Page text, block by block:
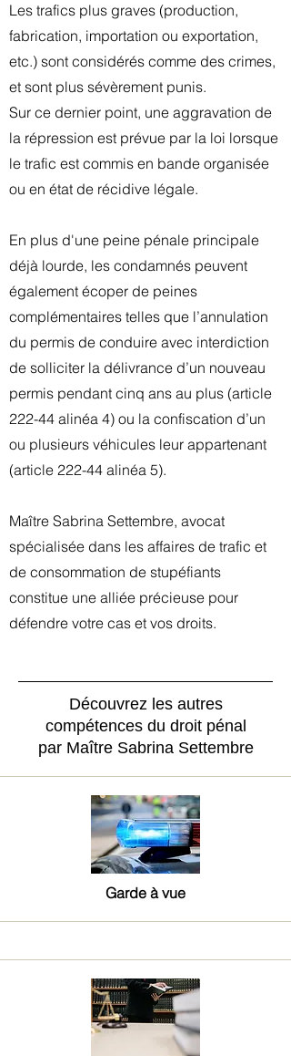
Les trafics plus graves (production,
fabrication, importation ou exportation,
etc.) sont considérés comme des crimes,
et sont plus sévèrement punis.
Sur ce dernier point, une aggravation de
la répression est prévue par la loi lorsque
le trafic est commis en bande organisée
ou en état de récidive légale.
En plus d'une peine pénale principale
déjà lourde, les condamnés peuvent
également écoper de peines
complémentaires telles que l’annulation
du permis de conduire avec interdiction
de solliciter la délivrance d’un nouveau
permis pendant cinq ans au plus (article
222-44 alinéa 4) ou la confiscation d’un
ou plusieurs véhicules leur appartenant
(article 222-44 alinéa 5).
Maître Sabrina Settembre, avocat
spécialisée dans les affaires de trafic et
de consommation de stupéfiants
constitue une alliée précieuse pour
défendre votre cas et vos droits.
Découvrez les autres
compétences du droit pénal
par Maître Sabrina Settembre
Garde à vue